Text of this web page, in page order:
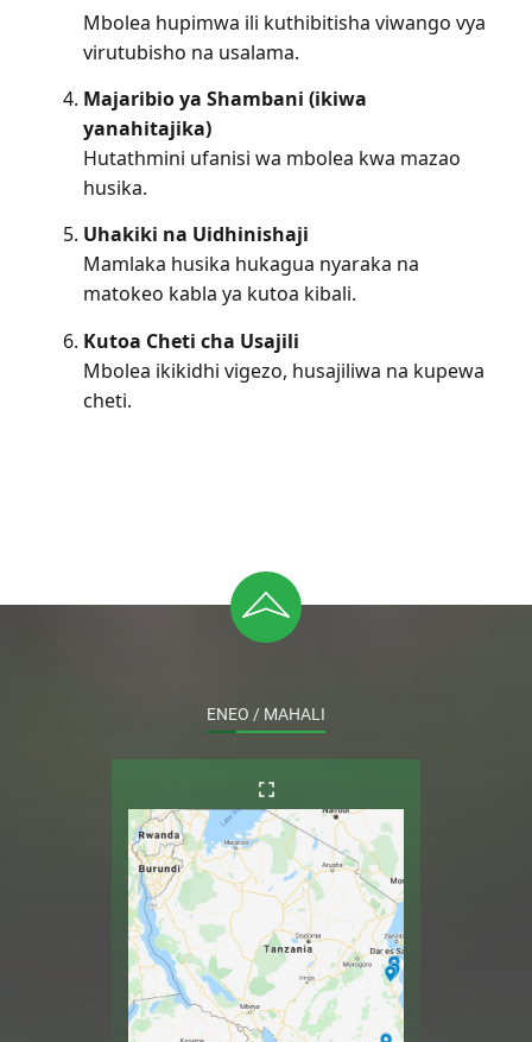
Mbolea hupimwa ili kuthibitisha viwango vya
virutubisho na usalama.
Majaribio ya Shambani (ikiwa
yanahitajika)
Hutathmini ufanisi wa mbolea kwa mazao
husika.
Uhakiki na Uidhinishaji
Mamlaka husika hukagua nyaraka na
matokeo kabla ya kutoa kibali.
Kutoa Cheti cha Usajili
Mbolea ikikidhi vigezo, husajiliwa na kupewa
cheti.
ENEO / MAHALI